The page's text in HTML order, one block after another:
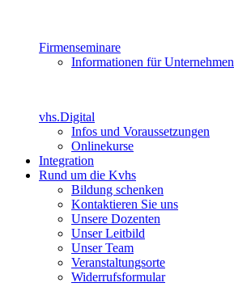
Firmenseminare
Informationen für Unternehmen
vhs.Digital
Infos und Voraussetzungen
Onlinekurse
Integration
Rund um die Kvhs
Bildung schenken
Kontaktieren Sie uns
Unsere Dozenten
Unser Leitbild
Unser Team
Veranstaltungsorte
Widerrufsformular